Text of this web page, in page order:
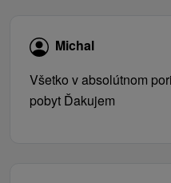
Michal
Všetko v absolútnom
pobyt Ďakujem